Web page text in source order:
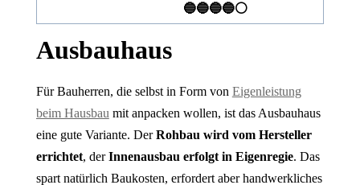
🔵🔵🔵🔵⚪
Ausbauhaus
Für Bauherren, die selbst in Form von Eigenleistung
beim Hausbau mit anpacken wollen, ist das Ausbauhaus
eine gute Variante. DerRohbau wird vom Hersteller
errichtet, derInnenausbau erfolgt in Eigenregie. Das
spart natürlich Baukosten, erfordert aber handwerkliches